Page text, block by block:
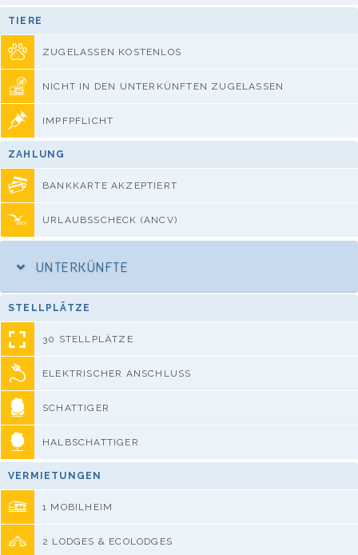
TIERE
ZUGELASSEN KOSTENLOS
NICHT IN DEN UNTERKÜNFTEN ZUGELASSEN
IMPFPFLICHT
ZAHLUNG
BANKKARTE AKZEPTIERT
URLAUBSSCHECK (ANCV)
UNTERKÜNFTE
STELLPLÄTZE
30 STELLPLÄTZE
ELEKTRISCHER ANSCHLUSS
SCHATTIGER
HALBSCHATTIGER
VERMIETUNGEN
1 MOBILHEIM
2 LODGES & ECOLODGES